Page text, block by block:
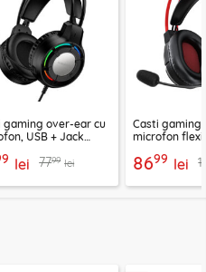
gaming over-ear cu
USB + Jack
lei 7799 lei
Casti gaming
microfon
8699 lei